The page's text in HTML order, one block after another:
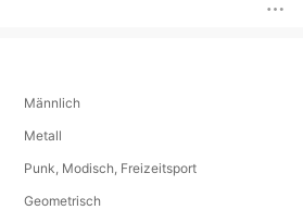
Männlich
Metall
Punk, Modisch, Freizeitsport
Geometrisch